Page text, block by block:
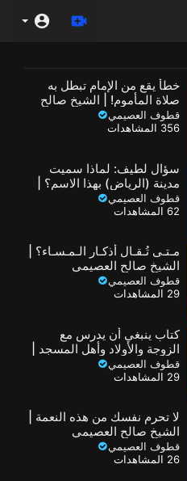
خطأ يقع من الإمام تبطل به
صلاة المأموم! | الشيخ صالح
العصيمي
قطوف العصيمي
356 المشاهدات
سؤال لطيف: لماذا سميت
مدينة (الرياض) بهذا الاسم؟ |
الشيخ صالح العصيمي
قطوف العصيمي
62 المشاهدات
مـتـى تُـقـال أذكـار الـمـسـاء؟ |
الشيخ صالح العصيمي
قطوف العصيمي
29 المشاهدات
كتاب ينبغي أن يدرس مع
الزوجة والأولاد وأهل المسجد |
الشيخ صالح العصيمي
قطوف العصيمي
29 المشاهدات
لا تحرم نفسك من هذه النعمة |
الشيخ صالح العصيمي
قطوف العصيمي
26 المشاهدات